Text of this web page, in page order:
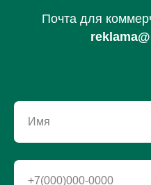
Почта для
Имя
+7(000)000-0000